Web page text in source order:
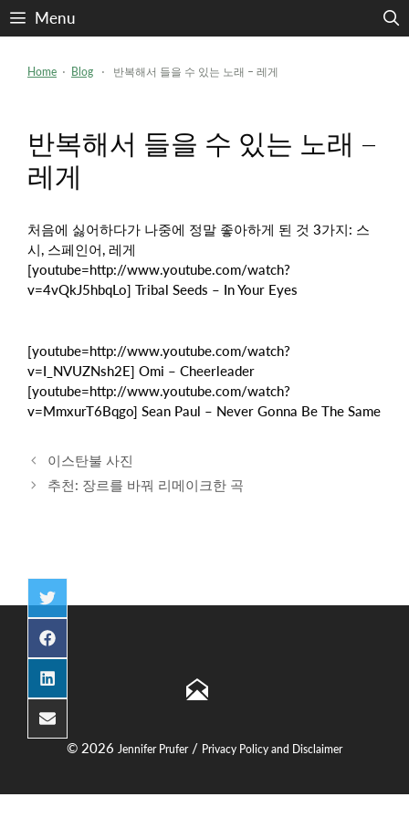
Skip
to
Menu
Home ⋅ Blog ⋅ 반복해서 들을 수 있는 노래 – 레게
반복해서 들을 수 있는 노래 –
레게
처음에 싫어하다가 나중에 정말 좋아하게 된 것 3가지: 스
시, 스페인어, 레게
[youtube=http://www.youtube.com/watch?
v=4vQkJ5hbqLo] Tribal Seeds – In Your Eyes
[youtube=http://www.youtube.com/watch?
v=I_NVUZNsh2E] Omi – Cheerleader
[youtube=http://www.youtube.com/watch?
v=MmxurT6Bqgo] Sean Paul – Never Gonna Be The Same
Post
navigation
이스탄불 사진
추천: 장르를 바꿔 리메이크한 곡
Share
on
Twitter
Share
on
Facebook
Share
on
LinkedIn
Share
on
Email
© 2026 Jennifer Prufer/ Privacy Policy and Disclaimer